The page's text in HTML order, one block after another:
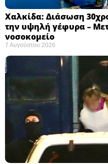
Χαλκίδα: Διάσωση
την υψηλή γέφυρα –
νοσοκομείο ​
7 Αυγούστου 2026